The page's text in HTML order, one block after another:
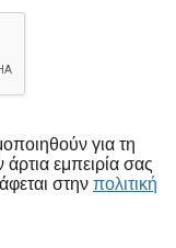
για τη
εμπειρία σας
στην πολιτική